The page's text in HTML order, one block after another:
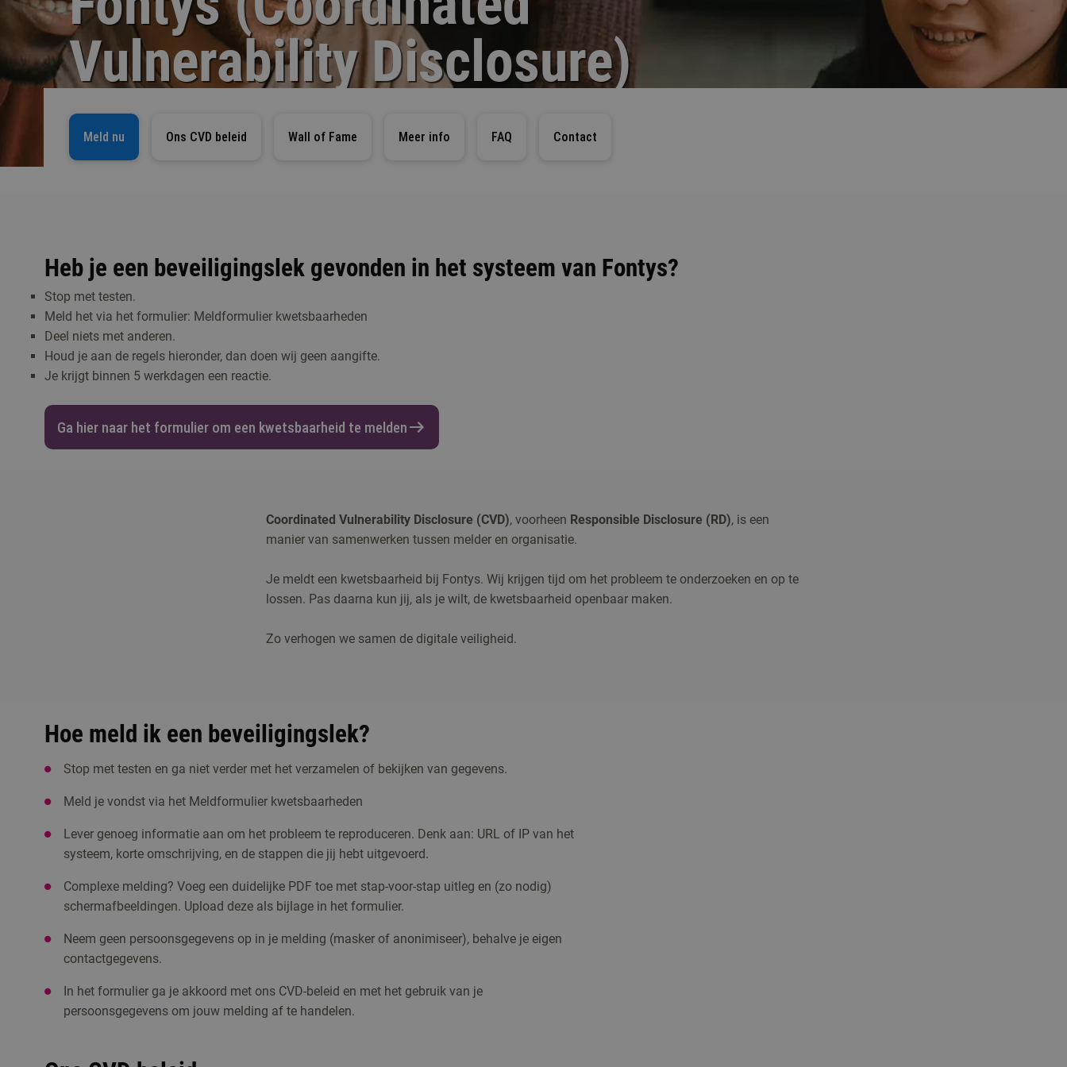
Vulnerability Disclosure)
Meld nu Ons CVD beleid Wall of Fame Meer info FAQ Contact
Heb je een beveiligingslek gevonden in het systeem van Fontys?
Stop met testen.
Meld het via het formulier: Meldformulier kwetsbaarheden
Deel niets met anderen.
Houd je aan de regels hieronder, dan doen wij geen aangifte.
Je krijgt binnen 5 werkdagen een reactie.
Ga hier naar het formulier om een kwetsbaarheid te melden
Coordinated Vulnerability Disclosure (CVD), voorheen Responsible Disclosure (RD), is een
manier van samenwerken tussen melder en organisatie.
Je meldt een kwetsbaarheid bij Fontys. Wij krijgen tijd om het probleem te onderzoeken en op te
lossen. Pas daarna kun jij, als je wilt, de kwetsbaarheid openbaar maken.
Zo verhogen we samen de digitale veiligheid.
Hoe meld ik een beveiligingslek?
Stop met testen en ga niet verder met het verzamelen of bekijken van gegevens.
Meld je vondst via het Meldformulier kwetsbaarheden
Lever genoeg informatie aan om het probleem te reproduceren. Denk aan: URL of IP van het
systeem, korte omschrijving, en de stappen die jij hebt uitgevoerd.
Complexe melding? Voeg een duidelijke PDF toe met stap-voor-stap uitleg en (zo nodig)
schermafbeeldingen. Upload deze als bijlage in het formulier.
Neem geen persoonsgegevens op in je melding (masker of anonimiseer), behalve je eigen
contactgegevens.
In het formulier ga je akkoord met ons CVD-beleid en met het gebruik van je
persoonsgegevens om jouw melding af te handelen.